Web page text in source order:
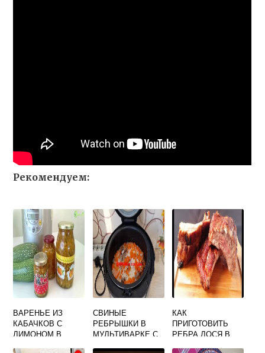
Рекомендуем:
ВАРЕНЬЕ ИЗ
КАБАЧКОВ С
ЛИМОНОМ В
СВИНЫЕ
РЕБРЫШКИ В
МУЛЬТИВАРКЕ С
КАК
ПРИГОТОВИТЬ
РЕБРА ЛОСЯ В